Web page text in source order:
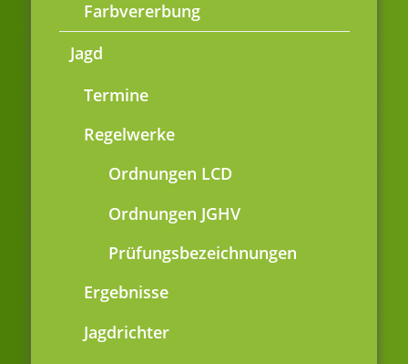
Farbvererbung
Jagd
Termine
Regelwerke
Ordnungen LCD
Ordnungen JGHV
Prüfungsbezeichnungen
Ergebnisse
Jagdrichter